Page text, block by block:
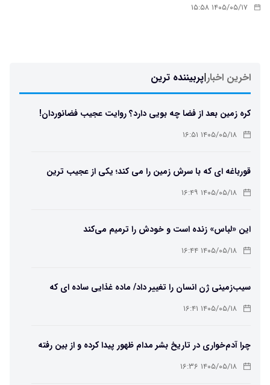
۱۴۰۵/۰۵/۱۷ ۱۵:۵۸
اخرین اخبار|پربیننده ترین
کره زمین بعد از فضا چه بویی دارد؟ روایت عجیب فضانوردان!
۱۴۰۵/۰۵/۱۸ ۱۶:۵۱
قورباغه ای که با سرش زمین را می کند؛ یکی از عجیب ترین
دوزیستان جهان
۱۴۰۵/۰۵/۱۸ ۱۶:۴۹
این «لباس» زنده است و خودش را ترمیم می‌کند
۱۴۰۵/۰۵/۱۸ ۱۶:۴۴
سیب‌زمینی ژن انسان را تغییر داد/ ماده غذایی ساده ای که
مسیر تکامل را عوض کرد!
۱۴۰۵/۰۵/۱۸ ۱۶:۴۱
چرا آدم‌خواری در تاریخ بشر مدام ظهور پیدا کرده و از بین رفته
است؟۱۴۰۵/۰۵/۱۸ ۱۶:۳۶